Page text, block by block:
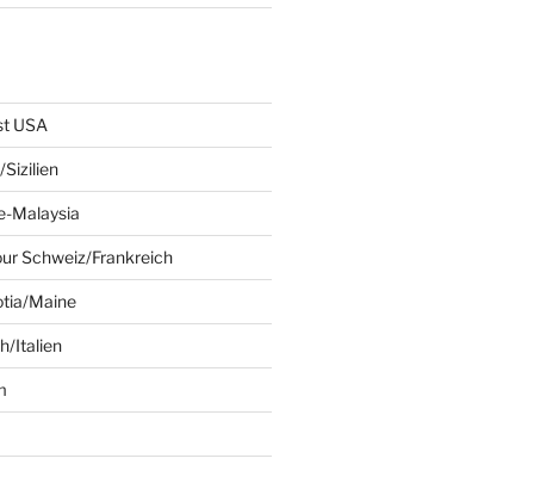
USA
Malaysia
Schweiz/Frankreich
Maine
Italien